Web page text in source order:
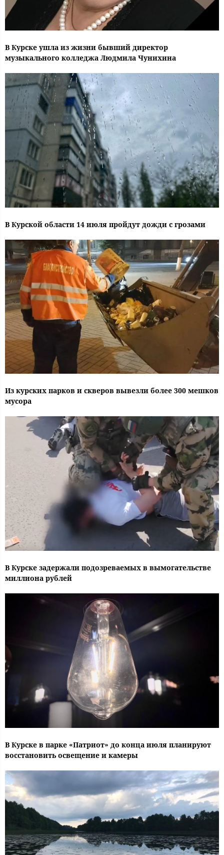
В Курске ушла из жизни бывший директор
музыкального колледжа Людмила Чунихина
В Курской области 14 июля пройдут дожди с грозами
Из курских парков и скверов вывезли более 300 мешков
мусора
В Курске задержали подозреваемых в вымогательстве
миллиона рублей
В Курске в парке «Патриот» до конца июля планируют
восстановить освещение и камеры